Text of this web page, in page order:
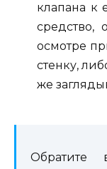
клапана к
средство,
осмотре
стенку,
же
Обратите